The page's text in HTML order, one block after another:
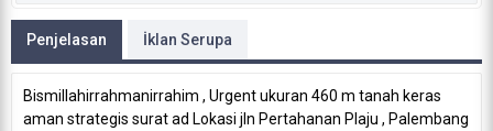
Penjelasan İklan Serupa
Bismillahirrahmanirrahim , Urgent ukuran 460 m tanah keras
aman strategis surat ad Lokasi jln Pertahanan Plaju , Palembang